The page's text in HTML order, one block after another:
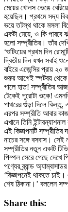
মেয়ের খোলস ভেঙে
হয়েছিল। প্রথমে সদ্য
ভয়ে তটস্থ থাকে মসলা
একটা মেয়ে, ও কি পারবে
হলো সম্প্রীতির। তাঁর
‘শুটিংয়ের প্রথম দিন
দ্বিতীয় দিন যখন সবাই
বাইরে এজেন্সির প্রায়
শুরুর আগেই স্পটবয় থেকে
গালে হাত! সম্প্রীতির
টেকেই পুরোটা ওকে!
পাথরের গুঁড়া দিলে
এরপর সম্প্রীতি আবার কাজ
এখানে তিনি
এই বিজ্ঞাপনটি
নাচের সঙ্গে বসবাস। সেই
সম্প্রীতির নতুন একটি
পিম্পল সেরে গেছে দেখে
পণ্যের ব্র্যান্ড
‘বিজ্ঞাপনেই থাকতে
শেষ ঠিকানা।’ বললেন
Share this: